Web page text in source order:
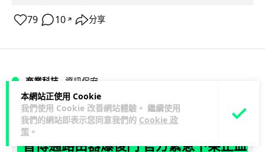
本網站正使用 Cookie
我們使用 Cookie 改善網站體驗。 繼續使用
我們的網站即表示您同意我們的 Cookie 政
策 。
79 10 ↗ 分享
商業科技 資訊保安
Vin 2 日
智博通路由器爆後門 官方緊急下架止血